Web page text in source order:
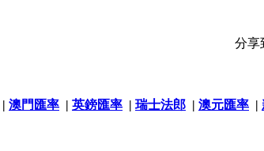
分享
| 澳門匯率 | 英鎊匯率 | 瑞士法郎 | 澳元匯率 |